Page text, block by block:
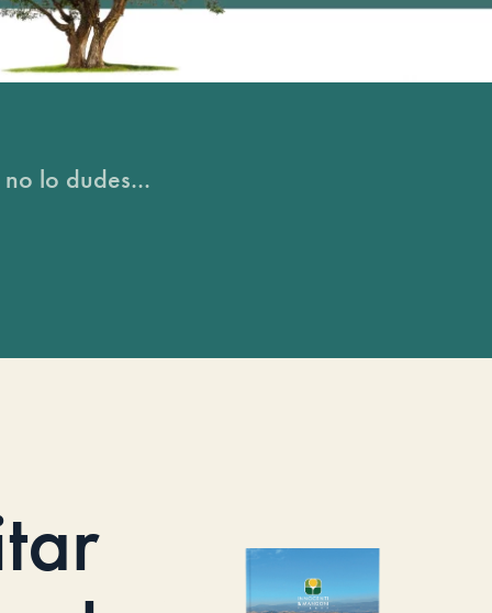
lo dudes...